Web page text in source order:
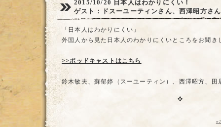
2015/10/20 日本人はわかりにくい！
ゲスト：ドスーユーティンさん、西澤昭方さ
「日本人はわかりにくい」
外国人から見た日本人のわかりにくいところをお聞き
>>ポッドキャストはこちら
鈴木敏夫、蘇郁婷（スーユーティン）、西澤昭方、田
»